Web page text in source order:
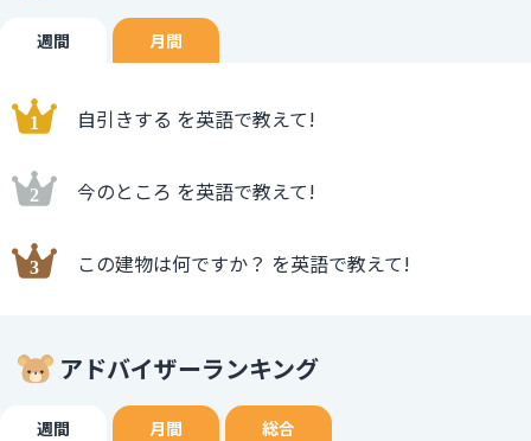
週間 月間
自引きする を英語で教えて!
今のところ を英語で教えて!
この建物は何ですか？ を英語で教えて!
アドバイザーランキング
週間 月間 総合